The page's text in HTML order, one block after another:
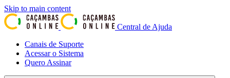
Skip to main content
Central de Ajuda
Canais de Suporte
Acessar o Sistema
Quero Assinar